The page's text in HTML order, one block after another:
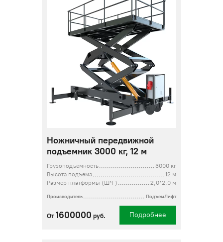
Ножничный передвижной
подъемник 3000 кг, 12 м
Грузоподъемность
3000 кг
Высота подъема
12 м
Размер платформы (Ш*Г)
2,0*2,0 м
Производитель ПодъемЛифт
От 1600000 руб. Подробнее